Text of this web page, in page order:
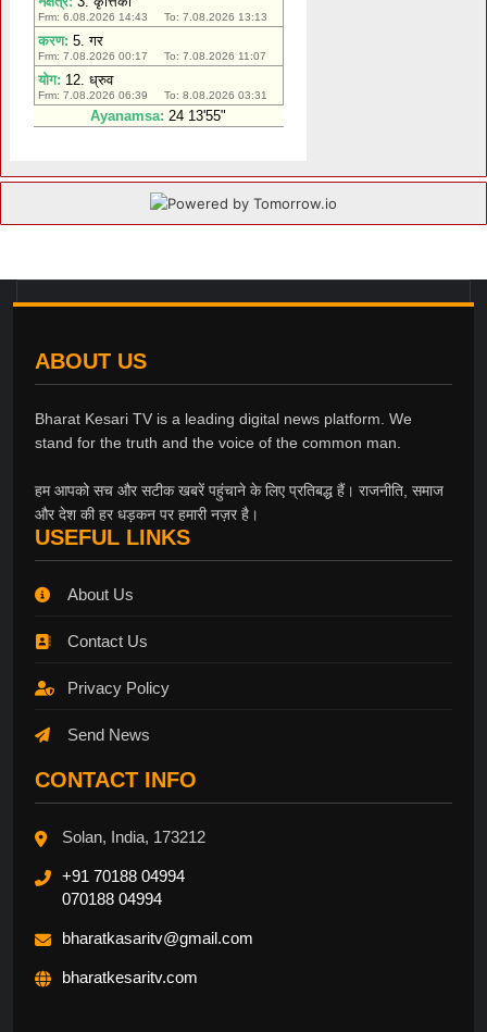
ABOUT US
Bharat Kesari TV is a leading digital news platform. We
stand for the truth and the voice of the common man.
हम आपको सच और सटीक खबरें पहुंचाने के लिए प्रतिबद्ध हैं। राजनीति, समाज
और देश की हर धड़कन पर हमारी नज़र है।
USEFUL LINKS
About Us
Contact Us
Privacy Policy
Send News
CONTACT INFO
Solan, India, 173212
+91 70188 04994
070188 04994
bharatkasaritv@gmail.com
bharatkesaritv.com